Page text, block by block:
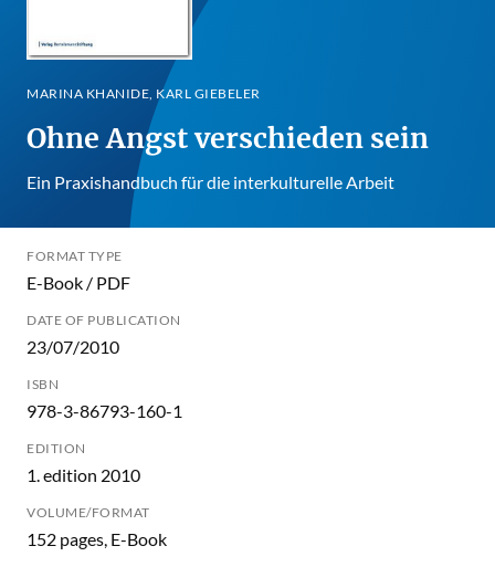
MARINA KHANIDE, KARL GIEBELER
Ohne Angst verschieden sein
Ein Praxishandbuch für die interkulturelle Arbeit
FORMAT TYPE
E-Book / PDF
DATE OF PUBLICATION
23/07/2010
ISBN
978-3-86793-160-1
EDITION
1. edition 2010
VOLUME/FORMAT
152 pages, E-Book